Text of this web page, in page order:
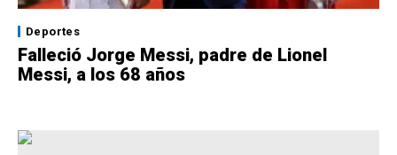
Deportes
Falleció Jorge Messi, padre de Lionel
Messi, a los 68 años